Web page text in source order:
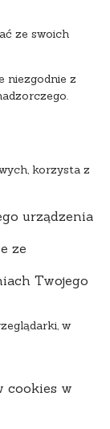
ze swoich
niezgodnie z
korzysta z
urządzenia
ze
Twojego
w
cookies w